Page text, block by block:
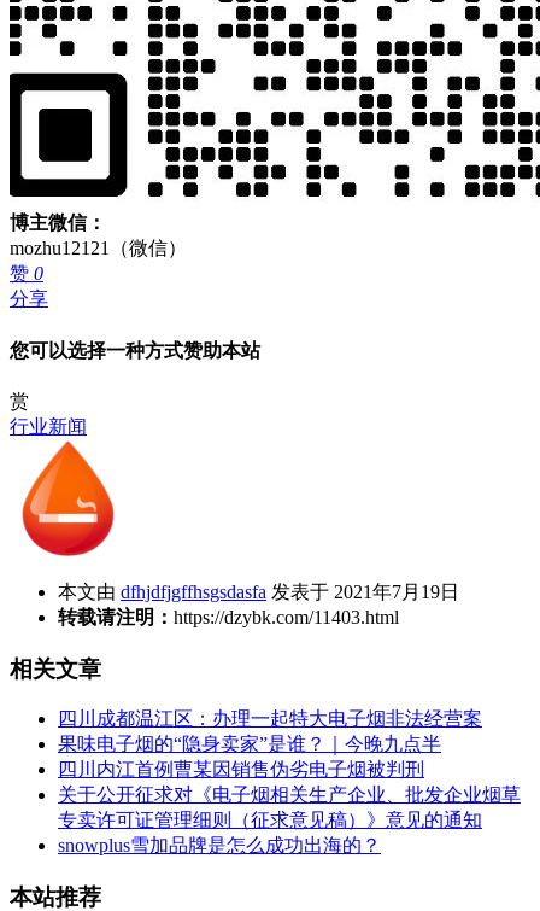
博主微信：
mozhu12121（微信）
赞 0
分享
您可以选择一种方式赞助本站
赏
行业新闻
本文由 dfhjdfjgffhsgsdasfa 发表于 2021年7月19日
转载请注明： https://dzybk.com/11403.html
相关文章
四川成都温江区：办理一起特大电子烟非法经营案
果味电子烟的“隐身卖家”是谁？｜今晚九点半
四川内江首例曹某因销售伪劣电子烟被判刑
关于公开征求对《电子烟相关生产企业、批发企业烟草
专卖许可证管理细则（征求意见稿）》意见的通知
snowplus雪加品牌是怎么成功出海的？
本站推荐